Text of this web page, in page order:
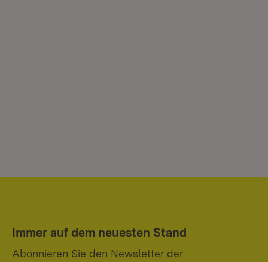
Immer auf dem neuesten Stand
Abonnieren Sie den Newsletter der